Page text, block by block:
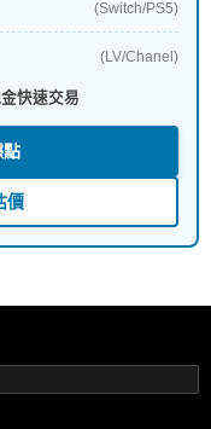
(Switch/PS5)
(LV/Chanel)
快速交易
點
價